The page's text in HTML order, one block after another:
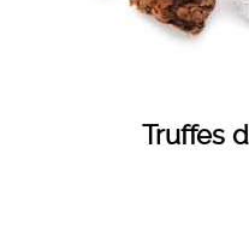
Truffes